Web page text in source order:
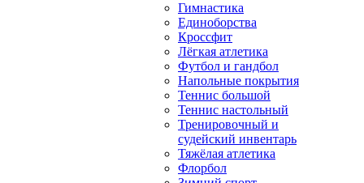
Гимнастика
Единоборства
Кроссфит
Лёгкая атлетика
Футбол и гандбол
Напольные покрытия
Теннис большой
Теннис настольный
Тренировочный и
судейский инвентарь
Тяжёлая атлетика
Флорбол